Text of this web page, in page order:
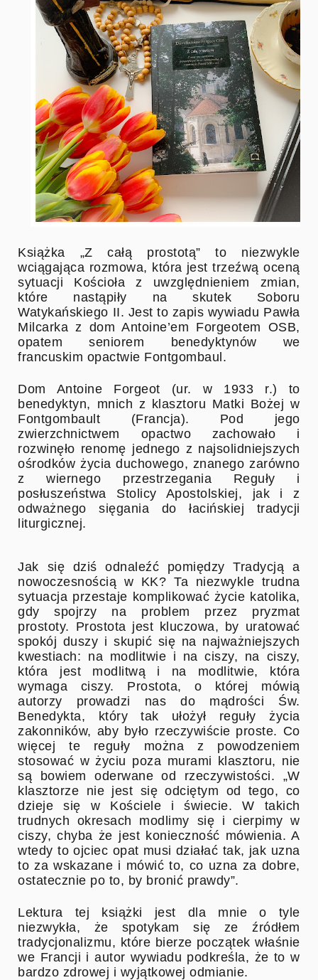
Książka „Z całą prostotą” to niezwykle
wciągająca rozmowa, która jest trzeźwą oceną
sytuacji Kościoła z uwzględnieniem zmian,
które nastąpiły na skutek Soboru
Watykańskiego II. Jest to zapis wywiadu Pawła
Milcarka z dom Antoine’em Forgeotem OSB,
opatem seniorem benedyktynów we
francuskim opactwie Fontgombaul.
Dom Antoine Forgeot (ur. w 1933 r.) to
benedyktyn, mnich z klasztoru Matki Bożej w
Fontgombault (Francja). Pod jego
zwierzchnictwem opactwo zachowało i
rozwinęło renomę jednego z najsolidniejszych
ośrodków życia duchowego, znanego zarówno
z wiernego przestrzegania Reguły i
posłuszeństwa Stolicy Apostolskiej, jak i z
odważnego sięgania do łacińskiej tradycji
liturgicznej.
Jak się dziś odnaleźć pomiędzy Tradycją a
nowoczesnością w KK? Ta niezwykle trudna
sytuacja przestaje komplikować życie katolika,
gdy spojrzy na problem przez pryzmat
prostoty. Prostota jest kluczowa, by uratować
spokój duszy i skupić się na najważniejszych
kwestiach: na modlitwie i na ciszy, na ciszy,
która jest modlitwą i na modlitwie, która
wymaga ciszy. Prostota, o której mówią
autorzy prowadzi nas do mądrości Św.
Benedykta, który tak ułożył reguły życia
zakonników, aby było rzeczywiście proste. Co
więcej te reguły można z powodzeniem
stosować w życiu poza murami klasztoru, nie
są bowiem oderwane od rzeczywistości. „W
klasztorze nie jest się odciętym od tego, co
dzieje się w Kościele i świecie. W takich
trudnych okresach modlimy się i cierpimy w
ciszy, chyba że jest konieczność mówienia. A
wtedy to ojciec opat musi działać tak, jak uzna
to za wskazane i mówić to, co uzna za dobre,
ostatecznie po to, by bronić prawdy”.
Lektura tej książki jest dla mnie o tyle
niezwykła, że spotykam się ze źródłem
tradycjonalizmu, które bierze początek właśnie
we Francji i autor wywiadu podkreśla, że to w
bardzo zdrowej i wyjątkowej odmianie.